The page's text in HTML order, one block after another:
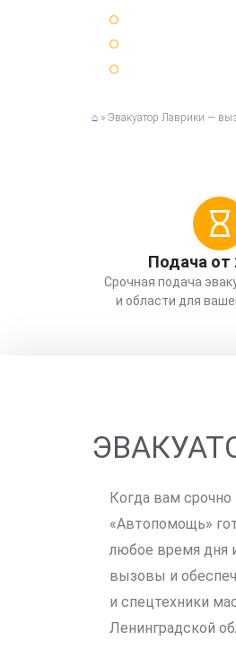
⌂ » Эвакуатор Лаврики —
Подача от
Срочная подача
и области для
Когда вам
«Автопомощь»
любое время дня
вызовы и
и спецтехники
Ленинградской